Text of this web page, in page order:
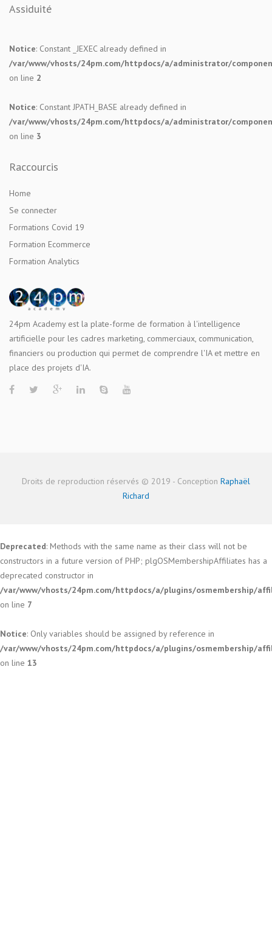
Assiduité
Notice: Constant _JEXEC already defined in
/var/www/vhosts/24pm.com/httpdocs/a/administrator/
on line 2
Notice: Constant JPATH_BASE already defined in
/var/www/vhosts/24pm.com/httpdocs/a/administrator/
on line 3
Raccourcis
Home
Se connecter
Formations Covid 19
Formation Ecommerce
Formation Analytics
24pm Academy est la plate-forme de formation à l'intelligence
artificielle pour les cadres marketing, commerciaux, communication,
financiers ou production qui permet de comprendre l'IA et mettre en
place des projets d'IA.
Droits de reproduction réservés © 2019 - Conception Raphaël
Richard
Deprecated: Methods with the same name as their class will not be
constructors in a future version of PHP; plgOSMembershipAffiliates has a
deprecated constructor in
/var/www/vhosts/24pm.com/httpdocs/a/plugins/osmembership/
on line 7
Notice: Only variables should be assigned by reference in
/var/www/vhosts/24pm.com/httpdocs/a/plugins/osmembership/
on line 13